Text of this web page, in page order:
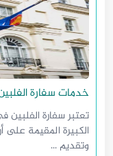
خدمات سفارة
تعتبر سفارة الفلبين
الكبيرة المقيمة
وتقديم ...